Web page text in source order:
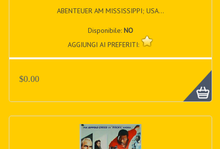
ABENTEUER AM MISSISSIPPI; USA...
Disponibile: NO
AGGIUNGI AI PREFERITI:
$0.00